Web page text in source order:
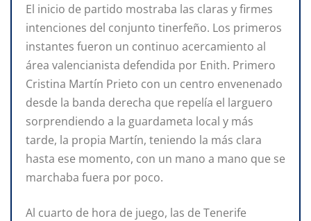
El inicio de partido mostraba las claras y firmes
intenciones del conjunto tinerfeño. Los primeros
instantes fueron un continuo acercamiento al
área valencianista defendida por Enith. Primero
Cristina Martín Prieto con un centro envenenado
desde la banda derecha que repelía el larguero
sorprendiendo a la guardameta local y más
tarde, la propia Martín, teniendo la más clara
hasta ese momento, con un mano a mano que se
marchaba fuera por poco.
Al cuarto de hora de juego, las de Tenerife